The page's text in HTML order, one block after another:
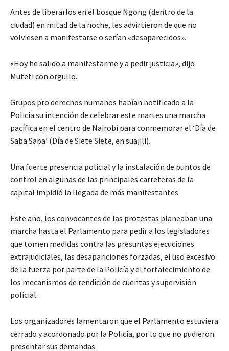
Antes de liberarlos en el bosque Ngong (dentro de la
ciudad) en mitad de la noche, les advirtieron de que no
volviesen a manifestarse o serían «desaparecidos».
«Hoy he salido a manifestarme y a pedir justicia», dijo
Muteti con orgullo.
Grupos pro derechos humanos habían notificado a la
Policía su intención de celebrar este martes una marcha
pacífica en el centro de Nairobi para conmemorar el ‘Día de
Saba Saba’ (Día de Siete Siete, en suajili).
Una fuerte presencia policial y la instalación de puntos de
control en algunas de las principales carreteras de la
capital impidió la llegada de más manifestantes.
Este año, los convocantes de las protestas planeaban una
marcha hasta el Parlamento para pedir a los legisladores
que tomen medidas contra las presuntas ejecuciones
extrajudiciales, las desapariciones forzadas, el uso excesivo
de la fuerza por parte de la Policía y el fortalecimiento de
los mecanismos de rendición de cuentas y supervisión
policial.
Los organizadores lamentaron que el Parlamento estuviera
cerrado y acordonado por la Policía, por lo que no pudieron
presentar sus demandas.